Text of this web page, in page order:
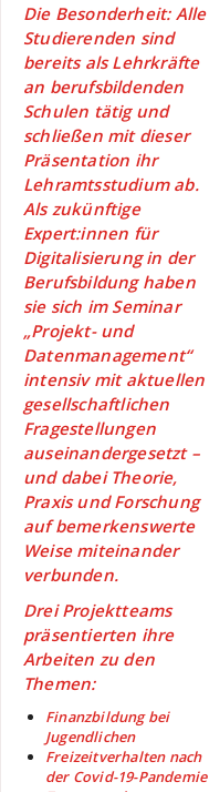
Die Besonderheit: Alle
Studierenden sind
bereits als Lehrkräfte
an berufsbildenden
Schulen tätig und
schließen mit dieser
Präsentation ihr
Lehramtsstudium ab.
Als zukünftige
Expert:innen für
Digitalisierung in der
Berufsbildung haben
sie sich im Seminar
„Projekt- und
Datenmanagement“
intensiv mit aktuellen
gesellschaftlichen
Fragestellungen
auseinandergesetzt –
und dabei Theorie,
Praxis und Forschung
auf bemerkenswerte
Weise miteinander
verbunden.
Drei Projektteams
präsentierten ihre
Arbeiten zu den
Themen:
Finanzbildung bei
Jugendlichen
Freizeitverhalten nach
der Covid-19-Pandemie